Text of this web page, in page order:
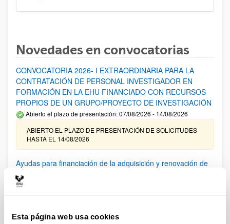
Esta página web usa cookies
Novedades en convocatorias
CONVOCATORIA 2026- I EXTRAORDINARIA PARA LA
CONTRATACIÓN DE PERSONAL INVESTIGADOR EN
FORMACIÓN EN LA EHU FINANCIADO CON RECURSOS
PROPIOS DE UN GRUPO/PROYECTO DE INVESTIGACIÓN
Abierto el plazo de presentación: 07/08/2026 - 14/08/2026
ABIERTO EL PLAZO DE PRESENTACIÓN DE SOLICITUDES
HASTA EL 14/08/2026
Ayudas para financiación de la adquisición y renovación de
infraestructura científica y fondos bibliográficos en la
UPV/EHU 2026
Trámite abierto
25/03/2026: Corrección de errores del listado provisional de
solicitudes admitidas y excluidas. 23/03/2026: Relación